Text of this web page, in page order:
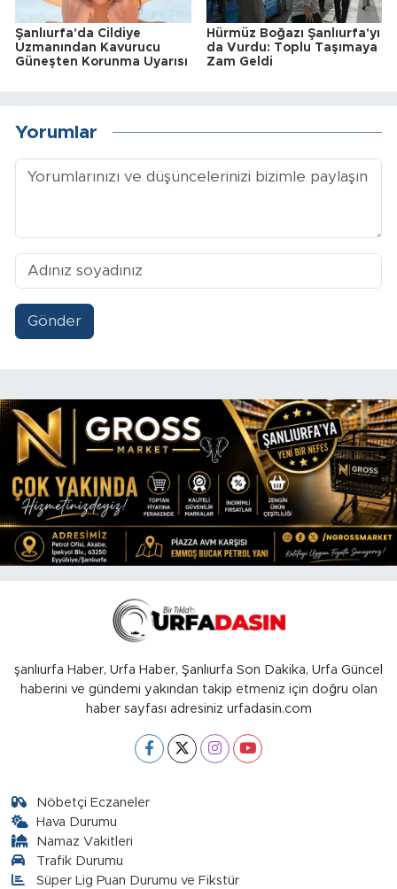
Şanlıurfa'da Cildiye
Uzmanından Kavurucu
Güneşten Korunma Uyarısı
Hürmüz Boğazı Şanlıurfa'yı
da Vurdu: Toplu Taşımaya
Zam Geldi
Yorumlar
Gönder
şanlıurfa Haber, Urfa Haber, Şanlıurfa Son Dakika, Urfa Güncel
haberini ve gündemi yakından takip etmeniz için doğru olan
haber sayfası adresiniz urfadasin.com
Nöbetçi Eczaneler
Hava Durumu
Namaz Vakitleri
Trafik Durumu
Süper Lig Puan Durumu ve Fikstür